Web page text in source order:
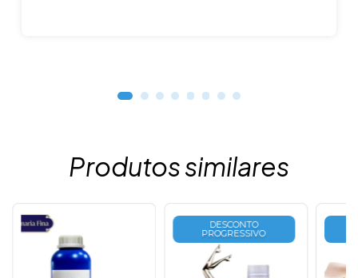
Produtos similares
DESCONTO
PROGRESSIVO